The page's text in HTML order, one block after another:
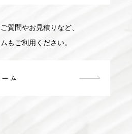
質問やお見積りなど、
もご利用ください。
ム